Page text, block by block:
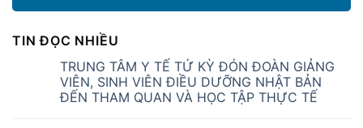
TIN ĐỌC NHIỀU
TRUNG TÂM Y TẾ TỨ KỲ ĐÓN ĐOÀN GIẢNG
VIÊN, SINH VIÊN ĐIỀU DƯỠNG NHẬT BẢN
ĐẾN THAM QUAN VÀ HỌC TẬP THỰC TẾ